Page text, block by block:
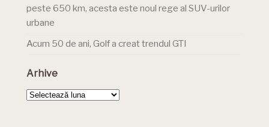
peste 650 km, acesta este noul rege al SUV-urilor
urbane
Acum 50 de ani, Golf a creat trendul GTI
Arhive
Arhive